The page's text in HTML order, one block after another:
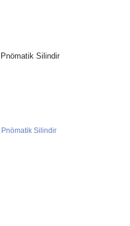
Silindir